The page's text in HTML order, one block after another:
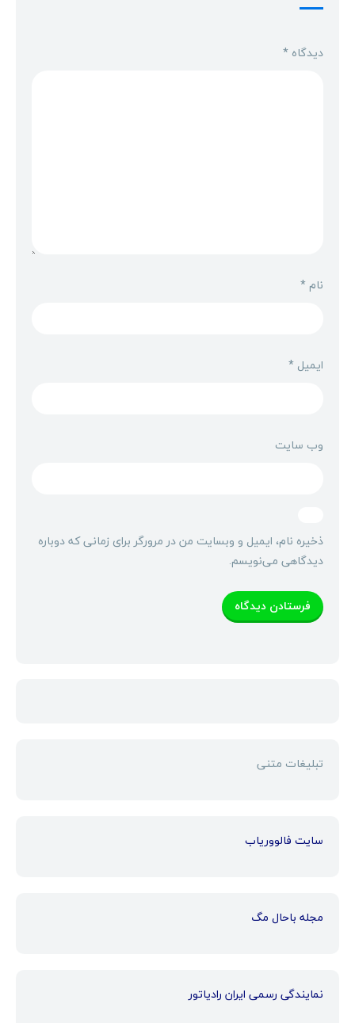
دیدگاه *
نام*
ایمیل *
وب‌ سایت
ذخیره نام، ایمیل و وبسایت من در مرورگر برای زمانی که دوباره
دیدگاهی می‌نویسم.
تبلیغات متنی
سایت فالووریاب
مجله باحال مگ
نمایندگی رسمی ایران رادیاتور